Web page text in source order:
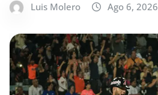
Luis Molero Ago 6, 2026